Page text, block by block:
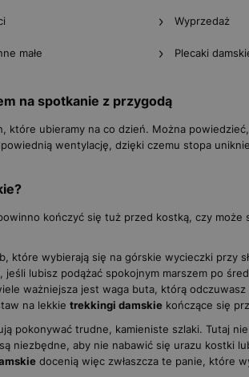
Wyprzedaż
małe Plecaki
na spotkanie z przygodą
które ubieramy na co dzień. Można
wentylację, dzięki czemu stopa
kończyć się tuż przed kostką, czy może
które wybierają się na górskie wycieczki
jeśli lubisz podążać spokojnym marszem po
ważniejsza jest waga buta, którą
na lekkie trekkingi damskie kończące się
pokonywać trudne, kamieniste szlaki. Tutaj
są niezbędne, aby nie nabawić się urazu kostki
docenią więc zwłaszcza te panie, które